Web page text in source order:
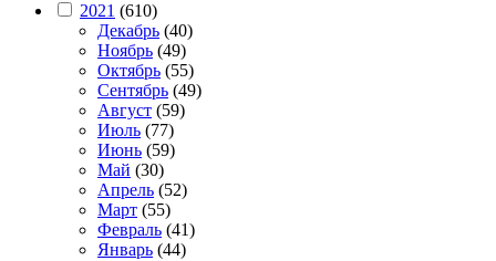
2021 (610)
Декабрь (40)
Ноябрь (49)
Октябрь (55)
Сентябрь (49)
Август (59)
Июль (77)
Июнь (59)
Май (30)
Апрель (52)
Март (55)
Февраль (41)
Январь (44)